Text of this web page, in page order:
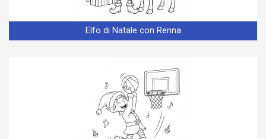
Elfo di Natale con Renna